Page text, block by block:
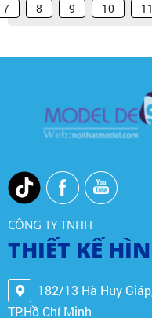
7 8 9 10 11
CÔNG TY TNHH
THIẾT KẾ
182/13 Hà Huy
TP.Hồ Chí Minh